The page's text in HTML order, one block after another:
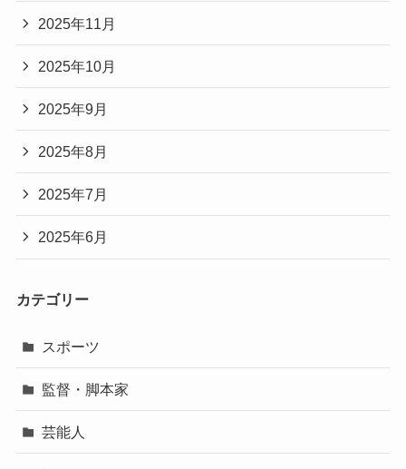
2025年11月
2025年10月
2025年9月
2025年8月
2025年7月
2025年6月
カテゴリー
スポーツ
監督・脚本家
芸能人